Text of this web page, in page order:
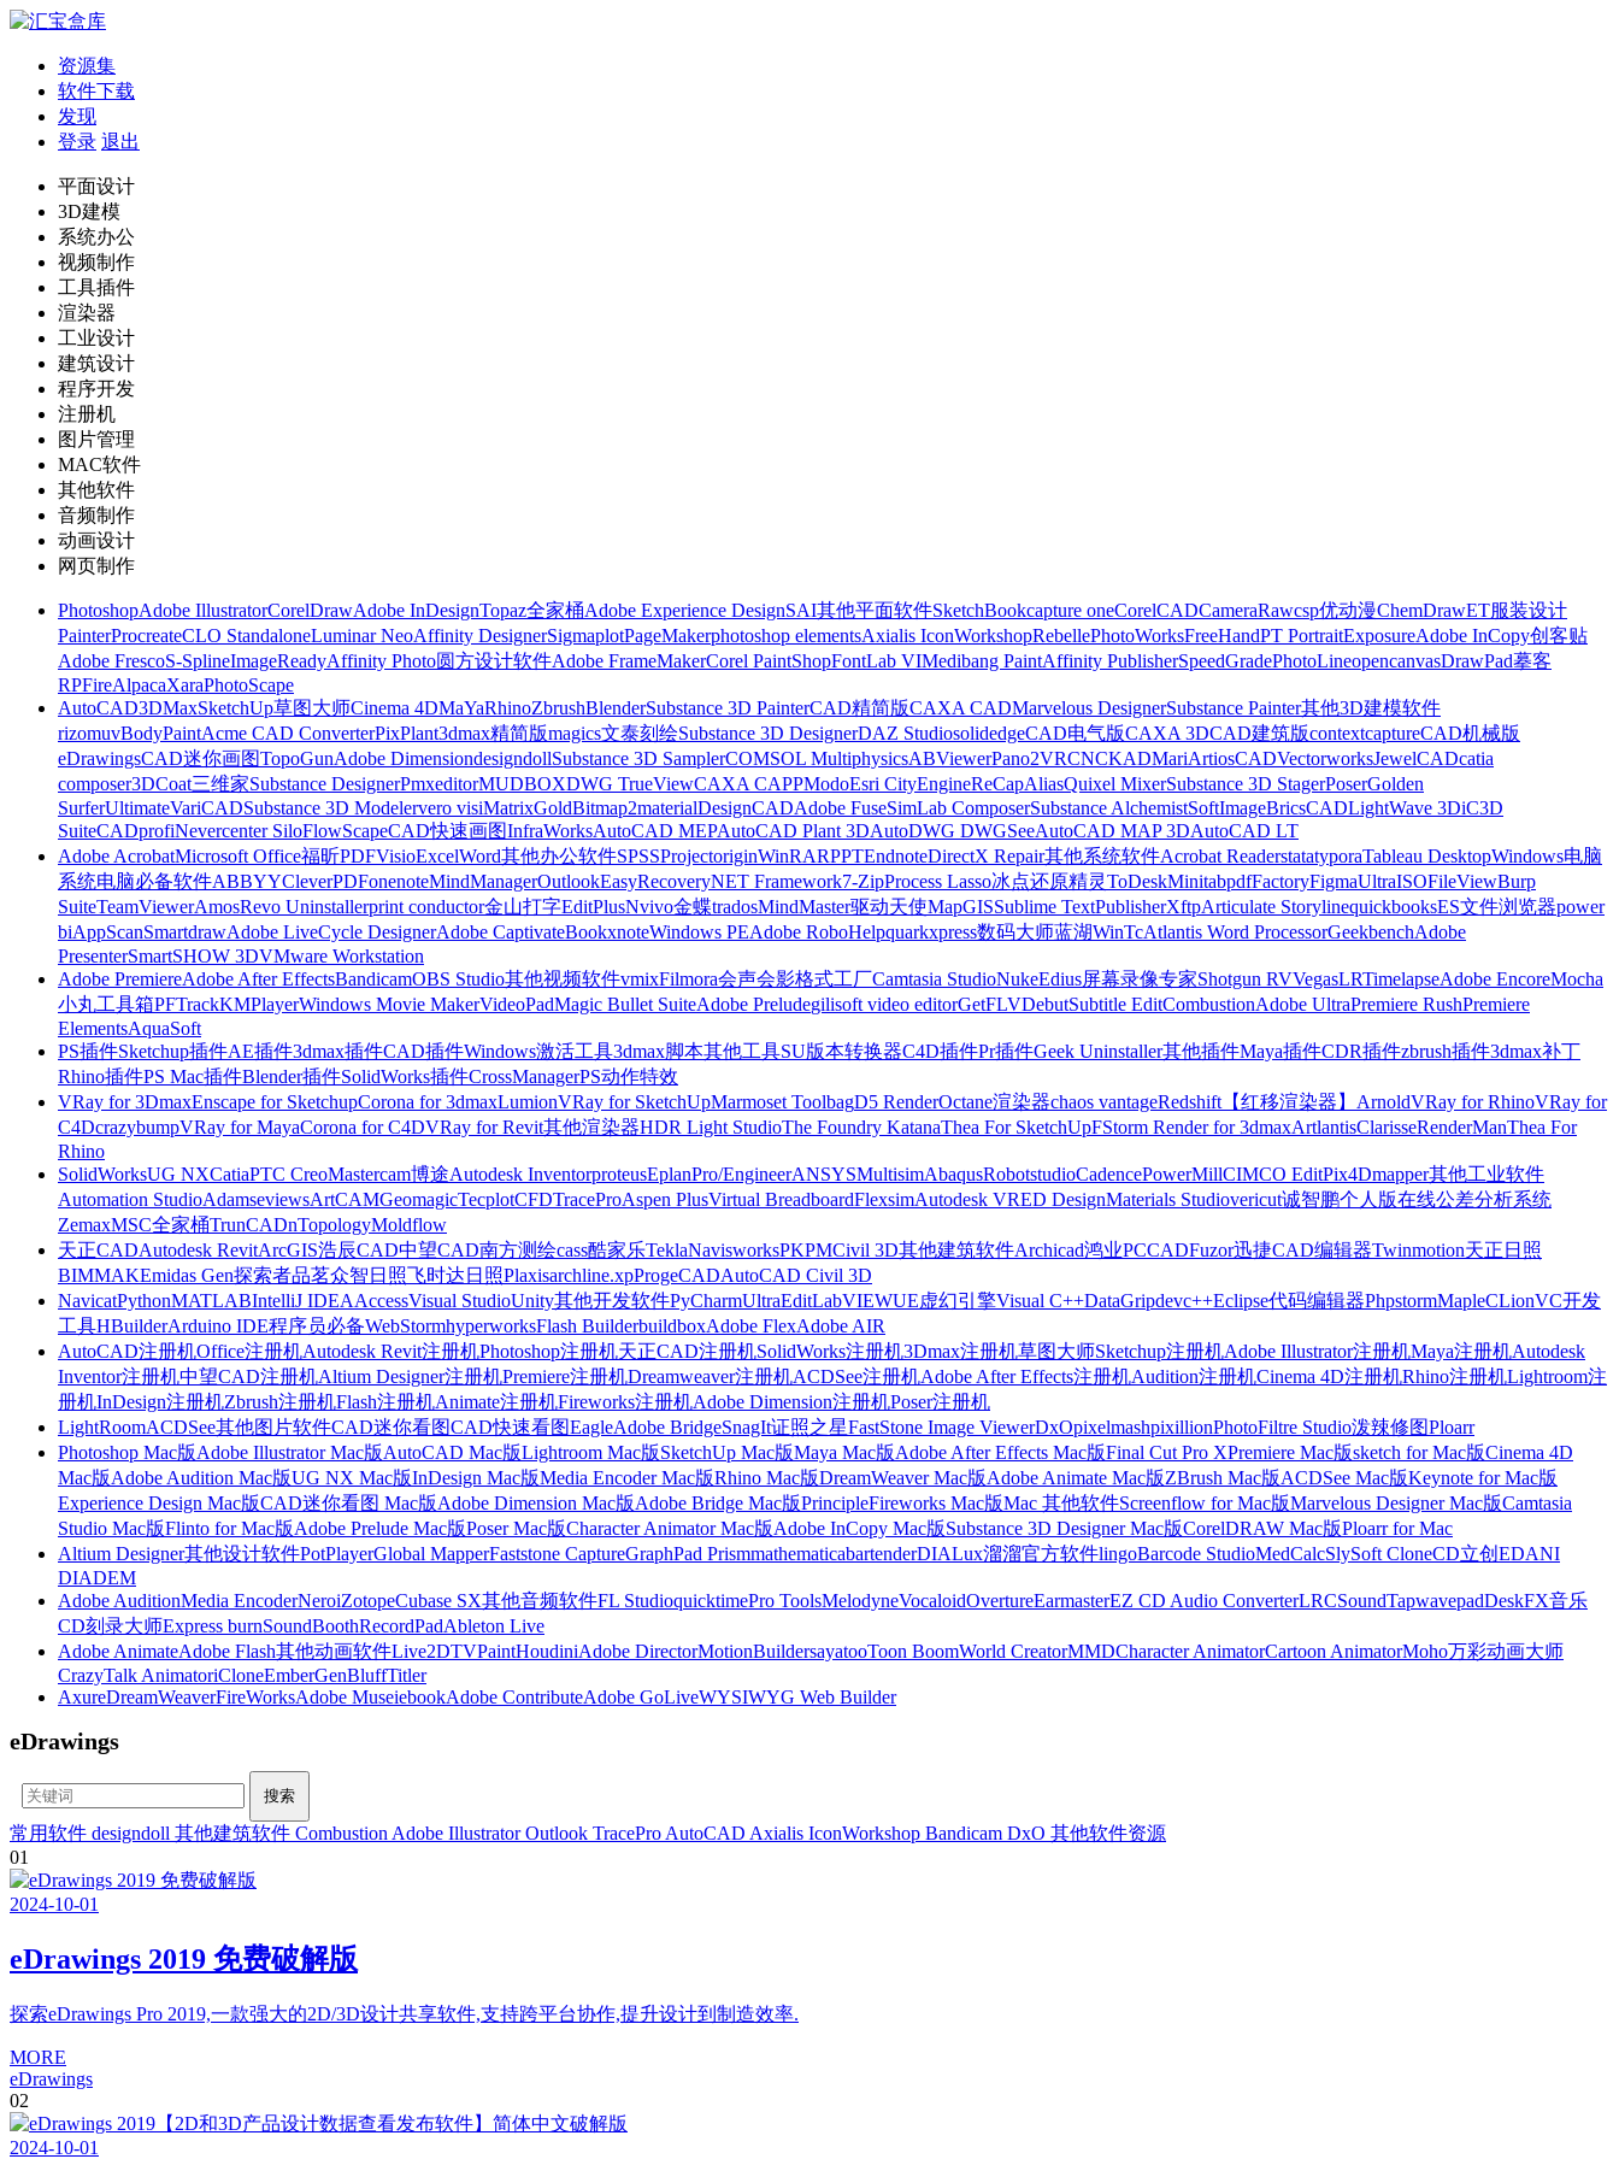
资源集
软件下载
发现
登录 退出
平面设计
3D建模
系统办公
视频制作
工具插件
渲染器
工业设计
建筑设计
程序开发
注册机
图片管理
MAC软件
其他软件
音频制作
动画设计
网页制作
PhotoshopAdobe IllustratorCorelDrawAdobe InDesignTopaz全家桶Adobe Experience DesignSAI其他平面软件SketchBookcapture oneCorelCADCameraRawcsp优动漫ChemDrawET服装设计
PainterProcreateCLO StandaloneLuminar NeoAffinity DesignerSigmaplotPageMakerphotoshop elementsAxialis IconWorkshopRebellePhotoWorksFreeHandPT PortraitExposureAdobe InCopy创客贴
Adobe FrescoS-SplineImageReadyAffinity Photo圆方设计软件Adobe FrameMakerCorel PaintShopFontLab VIMedibang PaintAffinity PublisherSpeedGradePhotoLineopencanvasDrawPad摹客
RPFireAlpacaXaraPhotoScape
AutoCAD3DMaxSketchUp草图大师Cinema 4DMaYaRhinoZbrushBlenderSubstance 3D PainterCAD精简版CAXA CADMarvelous DesignerSubstance Painter其他3D建模软件
rizomuvBodyPaintAcme CAD ConverterPixPlant3dmax精简版magics文泰刻绘Substance 3D DesignerDAZ StudiosolidedgeCAD电气版CAXA 3DCAD建筑版contextcaptureCAD机械版
eDrawingsCAD迷你画图TopoGunAdobe DimensiondesigndollSubstance 3D SamplerCOMSOL MultiphysicsABViewerPano2VRCNCKADMariArtiosCADVectorworksJewelCADcatia
composer3DCoat三维家Substance DesignerPmxeditorMUDBOXDWG TrueViewCAXA CAPPModoEsri CityEngineReCapAliasQuixel MixerSubstance 3D StagerPoserGolden
SurferUltimateVariCADSubstance 3D Modelervero visiMatrixGoldBitmap2materialDesignCADAdobe FuseSimLab ComposerSubstance AlchemistSoftImageBricsCADLightWave 3DiC3D
SuiteCADprofiNevercenter SiloFlowScapeCAD快速画图InfraWorksAutoCAD MEPAutoCAD Plant 3DAutoDWG DWGSeeAutoCAD MAP 3DAutoCAD LT
Adobe AcrobatMicrosoft Office福昕PDFVisioExcelWord其他办公软件SPSSProjectoriginWinRARPPTEndnoteDirectX Repair其他系统软件Acrobat ReaderstatatyporaTableau DesktopWindows电脑
系统电脑必备软件ABBYYCleverPDFonenoteMindManagerOutlookEasyRecoveryNET Framework7-ZipProcess Lasso冰点还原精灵ToDeskMinitabpdfFactoryFigmaUltraISOFileViewBurp
SuiteTeamViewerAmosRevo Uninstallerprint conductor金山打字EditPlusNvivo金蝶tradosMindMaster驱动天使MapGISSublime TextPublisherXftpArticulate StorylinequickbooksES文件浏览器power
biAppScanSmartdrawAdobe LiveCycle DesignerAdobe CaptivateBookxnoteWindows PEAdobe RoboHelpquarkxpress数码大师蓝湖WinTcAtlantis Word ProcessorGeekbenchAdobe
PresenterSmartSHOW 3DVMware Workstation
Adobe PremiereAdobe After EffectsBandicamOBS Studio其他视频软件vmixFilmora会声会影格式工厂Camtasia StudioNukeEdius屏幕录像专家Shotgun RVVegasLRTimelapseAdobe EncoreMocha
小丸工具箱PFTrackKMPlayerWindows Movie MakerVideoPadMagic Bullet SuiteAdobe Preludegilisoft video editorGetFLVDebutSubtitle EditCombustionAdobe UltraPremiere RushPremiere
ElementsAquaSoft
PS插件Sketchup插件AE插件3dmax插件CAD插件Windows激活工具3dmax脚本其他工具SU版本转换器C4D插件Pr插件Geek Uninstaller其他插件Maya插件CDR插件zbrush插件3dmax补丁
Rhino插件PS Mac插件Blender插件SolidWorks插件CrossManagerPS动作特效
VRay for 3DmaxEnscape for SketchupCorona for 3dmaxLumionVRay for SketchUpMarmoset ToolbagD5 RenderOctane渲染器chaos vantageRedshift【红移渲染器】 ArnoldVRay for RhinoVRay for
C4DcrazybumpVRay for MayaCorona for C4DVRay for Revit其他渲染器HDR Light StudioThe Foundry KatanaThea For SketchUpFStorm Render for 3dmaxArtlantisClarisseRenderManThea For
Rhino
SolidWorksUG NXCatiaPTC CreoMastercam博途Autodesk InventorproteusEplanPro/EngineerANSYSMultisimAbaqusRobotstudioCadencePowerMillCIMCO EditPix4Dmapper其他工业软件
Automation StudioAdamseviewsArtCAMGeomagicTecplotCFDTraceProAspen PlusVirtual BreadboardFlexsimAutodesk VRED DesignMaterials Studiovericut诚智鹏个人版在线公差分析系统
ZemaxMSC全家桶TrunCADnTopologyMoldflow
天正CADAutodesk RevitArcGIS浩辰CAD中望CAD南方测绘cass酷家乐TeklaNavisworksPKPMCivil 3D其他建筑软件Archicad鸿业PCCADFuzor迅捷CAD编辑器Twinmotion天正日照
BIMMAKEmidas Gen探索者品茗众智日照飞时达日照Plaxisarchline.xpProgeCADAutoCAD Civil 3D
NavicatPythonMATLABIntelliJ IDEAAccessVisual StudioUnity其他开发软件PyCharmUltraEditLabVIEWUE虚幻引擎Visual C++DataGripdevc++Eclipse代码编辑器PhpstormMapleCLionVC开发
工具HBuilderArduino IDE程序员必备WebStormhyperworksFlash BuilderbuildboxAdobe FlexAdobe AIR
AutoCAD注册机Office注册机Autodesk Revit注册机Photoshop注册机天正CAD注册机SolidWorks注册机3Dmax注册机草图大师Sketchup注册机Adobe Illustrator注册机Maya注册机Autodesk
Inventor注册机中望CAD注册机Altium Designer注册机Premiere注册机Dreamweaver注册机ACDSee注册机Adobe After Effects注册机Audition注册机Cinema 4D注册机Rhino注册机Lightroom注
册机InDesign注册机Zbrush注册机Flash注册机Animate注册机Fireworks注册机Adobe Dimension注册机Poser注册机
LightRoomACDSee其他图片软件CAD迷你看图CAD快速看图EagleAdobe BridgeSnagIt证照之星FastStone Image ViewerDxOpixelmashpixillionPhotoFiltre Studio泼辣修图Ploarr
Photoshop Mac版Adobe Illustrator Mac版AutoCAD Mac版Lightroom Mac版SketchUp Mac版Maya Mac版Adobe After Effects Mac版Final Cut Pro XPremiere Mac版sketch for Mac版Cinema 4D
Mac版Adobe Audition Mac版UG NX Mac版InDesign Mac版Media Encoder Mac版Rhino Mac版DreamWeaver Mac版Adobe Animate Mac版ZBrush Mac版ACDSee Mac版Keynote for Mac版
Experience Design Mac版CAD迷你看图 Mac版Adobe Dimension Mac版Adobe Bridge Mac版PrincipleFireworks Mac版Mac 其他软件Screenflow for Mac版Marvelous Designer Mac版Camtasia
Studio Mac版Flinto for Mac版Adobe Prelude Mac版Poser Mac版Character Animator Mac版Adobe InCopy Mac版Substance 3D Designer Mac版CorelDRAW Mac版Ploarr for Mac
Altium Designer其他设计软件PotPlayerGlobal MapperFaststone CaptureGraphPad PrismmathematicabartenderDIALux溜溜官方软件lingoBarcode StudioMedCalcSlySoft CloneCD立创EDANI
DIADEM
Adobe AuditionMedia EncoderNeroiZotopeCubase SX其他音频软件FL StudioquicktimePro ToolsMelodyneVocaloidOvertureEarmasterEZ CD Audio ConverterLRCSoundTapwavepadDeskFX音乐
CD刻录大师Express burnSoundBoothRecordPadAbleton Live
Adobe AnimateAdobe Flash其他动画软件Live2DTVPaintHoudiniAdobe DirectorMotionBuildersayatooToon BoomWorld CreatorMMDCharacter AnimatorCartoon AnimatorMoho万彩动画大师
CrazyTalk AnimatoriCloneEmberGenBluffTitler
AxureDreamWeaverFireWorksAdobe MuseiebookAdobe ContributeAdobe GoLiveWYSIWYG Web Builder
eDrawings
常用软件 designdoll 其他建筑软件 Combustion Adobe Illustrator Outlook TracePro AutoCAD Axialis IconWorkshop Bandicam DxO 其他软件资源
01
2024-10-01
eDrawings 2019 免费破解版
探索eDrawings Pro 2019,一款强大的2D/3D设计共享软件,支持跨平台协作,提升设计到制造效率.
MORE
eDrawings
02
2024-10-01